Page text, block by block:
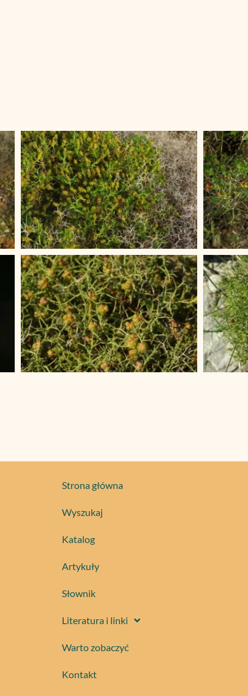
Strona główna
Wyszukaj
Katalog
Artykuły
Słownik
Literatura i linki
Warto zobaczyć
Kontakt